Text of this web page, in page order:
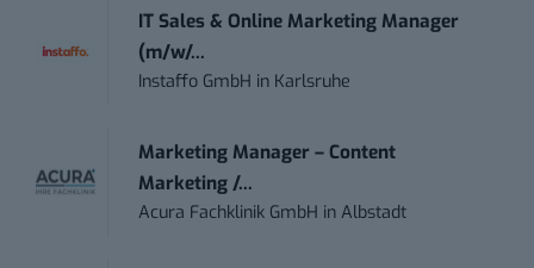
IT Sales & Online Marketing Manager
(m/w/...
Instaffo GmbH in Karlsruhe
Marketing Manager – Content
Marketing /...
Acura Fachklinik GmbH inAlbstadt